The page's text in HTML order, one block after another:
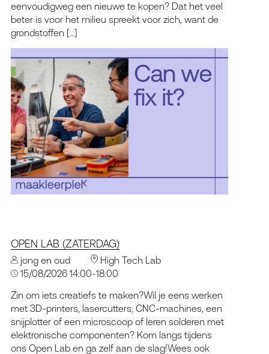
eenvoudigweg een nieuwe te kopen? Dat het veel
beter is voor het milieu spreekt voor zich, want de
grondstoffen […]
OPEN LAB (ZATERDAG)
jong en oud
High Tech Lab
15/08/2026 14:00-18:00
Zin om iets creatiefs te maken?Wil je eens werken
met 3D-printers, lasercutters, CNC-machines, een
snijplotter of een microscoop of leren solderen met
elektronische componenten? Kom langs tijdens
ons Open Lab en ga zelf aan de slag!Wees ook